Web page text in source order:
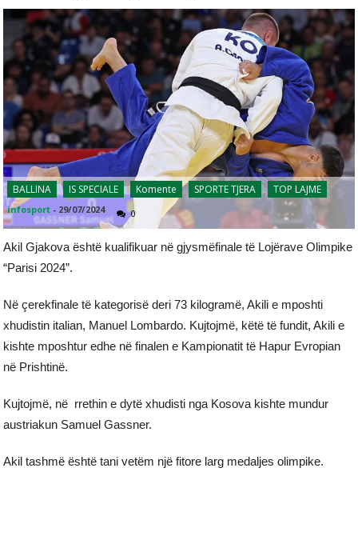
BALLINA IS SPECIALE Komente SPORTE TJERA TOP LAJME
infosport - 29/07/2024 0
Akil Gjakova është kualifikuar në gjysmëfinale të Lojërave Olimpike
“Parisi 2024”.
Në çerekfinale të kategorisë deri 73 kilogramë, Akili e mposhti
xhudistin italian, Manuel Lombardo. Kujtojmë, këtë të fundit, Akili e
kishte mposhtur edhe në finalen e Kampionatit të Hapur Evropian
në Prishtinë.
Kujtojmë, në rrethin e dytë xhudisti nga Kosova kishte mundur
austriakun Samuel Gassner.
Akil tashmë është tani vetëm një fitore larg medaljes olimpike.